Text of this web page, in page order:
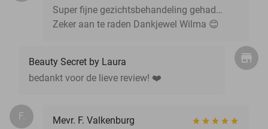
Super fijne gezichtsbehandeling gehad…
Zeker aan te raden Dankjewel Wilma 😊
Beauty Secret by Laura
bedankt voor de lieve review! ❤️
F.
Mevr. F. Valkenburg